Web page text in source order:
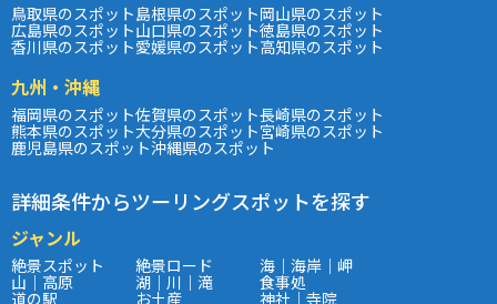
鳥取県のスポット島根県のスポット岡山県のスポット
広島県のスポット山口県のスポット徳島県のスポット
香川県のスポット愛媛県のスポット高知県のスポット
九州・沖縄
福岡県のスポット佐賀県のスポット長崎県のスポット
熊本県のスポット大分県のスポット宮崎県のスポット
鹿児島県のスポット沖縄県のスポット
詳細条件からツーリングスポットを探す
ジャンル
絶景スポット 絶景ロード 海｜海岸｜岬
山｜高原 湖｜川｜滝 食事処
道の駅 お土産 神社｜寺院